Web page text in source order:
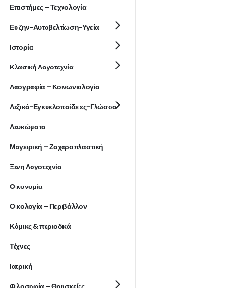
Επιστήμες – Τεχνολογία
Ευ ζην-Αυτοβελτίωση-Υγεία
Ιστορία
Κλασική Λογοτεχνία
Λαογραφία – Κοινωνιολογία
Λεξικά-Εγκυκλοπαίδειες-Γλώσσα
Λευκώματα
Μαγειρική – Ζαχαροπλαστική
Ξένη Λογοτεχνία
Οικονομία
Οικολογία – Περιβάλλον
Κόμικς & περιοδικά
Τέχνες
Ιατρική